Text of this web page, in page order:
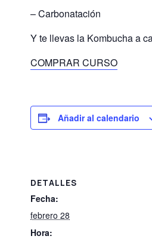
– Carbonatación
Y te llevas la Kombucha a
COMPRAR CURSO
Añadir al calendario
DETALLES
Fecha:
febrero 28
Hora: